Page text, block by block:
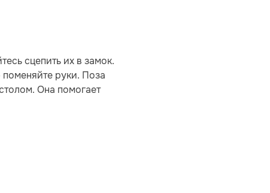
сцепить их в замок.
поменяйте руки. Поза
Она помогает